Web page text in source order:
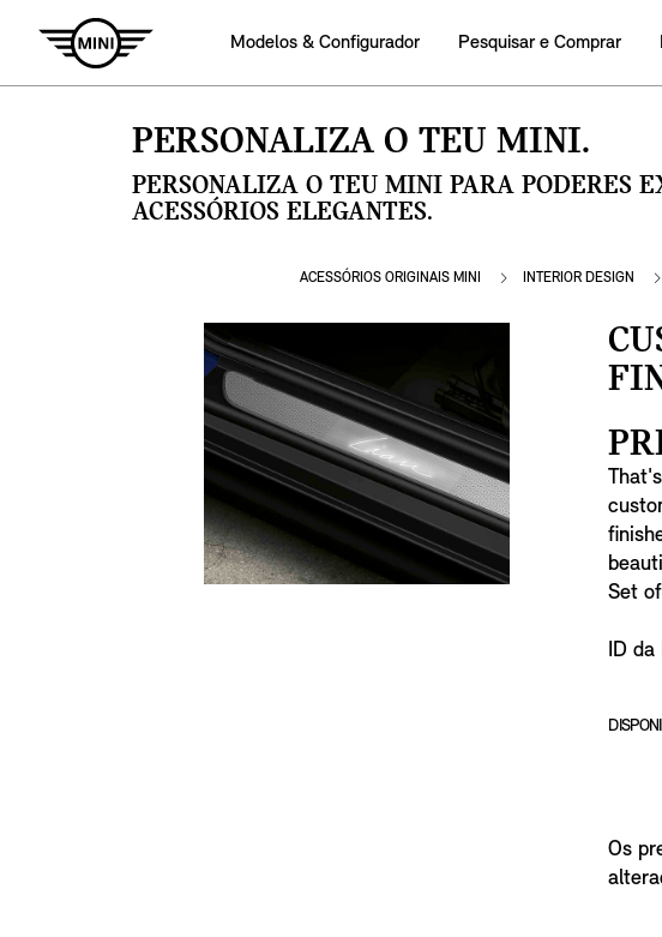
Modelos & Configurador Pesquisar e Comprar
PERSONALIZA O TEU MINI.
PERSONALIZA O TEU MINI PARA PODERES
ACESSÓRIOS ELEGANTES.
ACESSÓRIOS ORIGINAIS MINI INTERIOR DESIGN
Set
ID
Os